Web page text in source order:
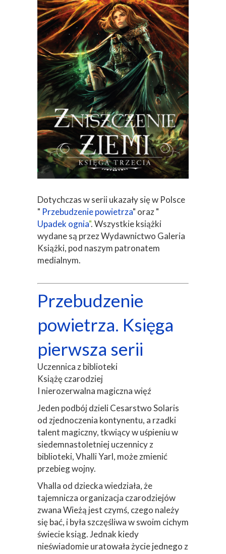
Dotychczas w serii ukazały się w Polsce
" Przebudzenie powietrza" oraz "
Upadek ognia". Wszystkie książki
wydane są przez Wydawnictwo Galeria
Książki, pod naszym patronatem
medialnym.
Przebudzenie
powietrza. Księga
pierwsza serii
Uczennica z biblioteki
Książę czarodziej
I nierozerwalna magiczna więź
Jeden podbój dzieli Cesarstwo Solaris
od zjednoczenia kontynentu, a rzadki
talent magiczny, tkwiący w uśpieniu w
siedemnastoletniej uczennicy z
biblioteki, Vhalli Yarl, może zmienić
przebieg wojny.
Vhalla od dziecka wiedziała, że
tajemnicza organizacja czarodziejów
zwana Wieżą jest czymś, czego należy
się bać, i była szczęśliwa w swoim cichym
świecie ksiąg. Jednak kiedy
nieświadomie uratowała życie jednego z